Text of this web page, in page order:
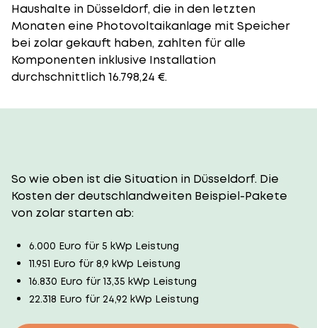
Haushalte in Düsseldorf, die in den letzten
Monaten eine Photovoltaikanlage mit Speicher
bei zolar gekauft haben, zahlten für alle
Komponenten inklusive Installation
durchschnittlich 16.798,24 €.
So wie oben ist die Situation in Düsseldorf. Die
Kosten der deutschlandweiten Beispiel-Pakete
von zolar starten ab:
6.000 Euro für 5 kWp Leistung
11.951 Euro für 8,9 kWp Leistung
16.830 Euro für 13,35 kWp Leistung
22.318 Euro für 24,92 kWp Leistung